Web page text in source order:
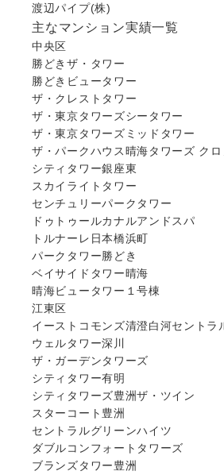
渡辺パイプ(株)
主なマンション実績一覧
中央区
勝どきザ・タワー
勝どきビュータワー
ザ・クレストタワー
ザ・東京タワーズシータワー
ザ・東京タワーズミッドタワー
ザ・パークハウス晴海タワーズ クロ
シティタワー銀座東
スカイライトタワー
センチュリーパークタワー
ドゥトゥールカナルアンドスパ
トルナーレ日本橋浜町
パークタワー勝どき
ベイサイドタワー晴海
晴海ビュータワー１号棟
江東区
イーストコモンズ清澄白河セントラ
ウェルタワー深川
ザ・ガーデンタワーズ
シティタワー有明
シティタワーズ豊洲ザ・ツイン
スターコート豊洲
セントラルグリーンハイツ
ダブルコンフォートタワーズ
ブランズタワー豊洲